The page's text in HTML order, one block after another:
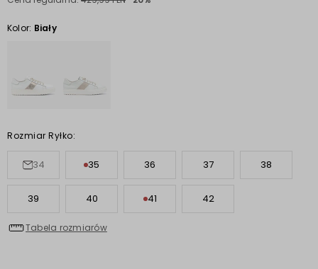
Kolor: Biały
Rozmiar Ryłko:
34 35 36 37 38
39 40 41 42
Tabela rozmiarów